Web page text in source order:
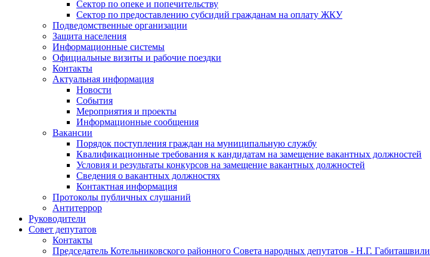
Сектор по опеке и попечительству
Сектор по предоставлению субсидий гражданам на оплату ЖКУ
Подведомственные организации
Защита населения
Информационные системы
Официальные визиты и рабочие поездки
Контакты
Актуальная информация
Новости
События
Мероприятия и проекты
Информационные сообщения
Вакансии
Порядок поступления граждан на муниципальную службу
Квалификационные требования к кандидатам на замещение вакантных должностей
Условия и результаты конкурсов на замещение вакантных должностей
Сведения о вакантных должностях
Контактная информация
Протоколы публичных слушаний
Антитеррор
Руководители
Совет депутатов
Контакты
Председатель Котельниковского районного Совета народных депутатов - Н.Г. Габиташвили